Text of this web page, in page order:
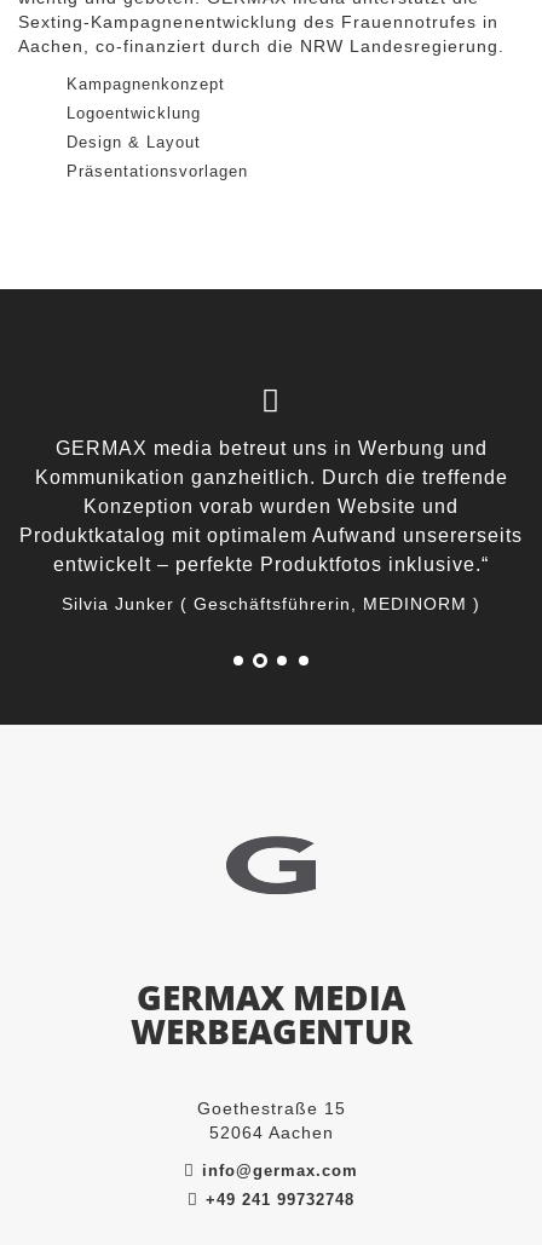
Sexting-Kampagnenentwicklung des Frauennotrufes in
Aachen, co-finanziert durch die NRW Landesregierung.
Kampagnenkonzept
Logoentwicklung
Design & Layout
Präsentationsvorlagen
GERMAX media betreut uns in Werbung und
Kommunikation ganzheitlich. Durch die treffende
Konzeption vorab wurden Website und
Produktkatalog mit optimalem Aufwand unsererseits
entwickelt – perfekte Produktfotos inklusive.“
Silvia Junker ( Geschäftsführerin, MEDINORM )
GERMAX MEDIA
WERBEAGENTUR
Goethestraße 15
52064 Aachen
info@germax.com
+49 241 99732748